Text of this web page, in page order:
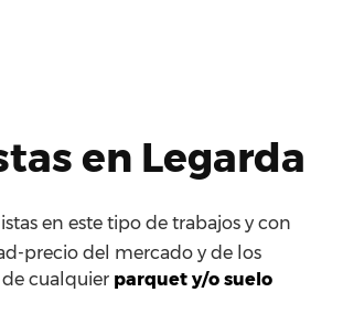
en Legarda
en este tipo de trabajos y con
precio del mercado y de los
cualquier parquet y/o suelo